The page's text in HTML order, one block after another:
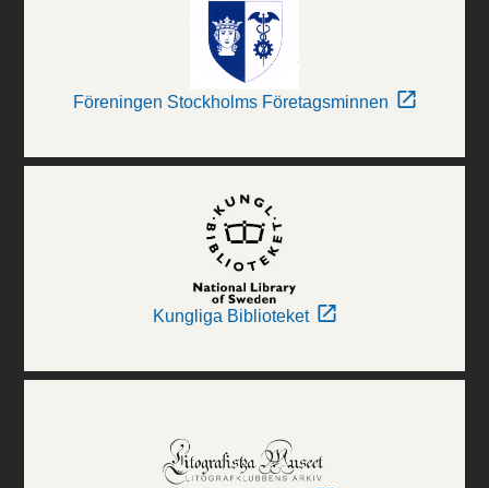
Föreningen Stockholms Företagsminnen
Kungliga Biblioteket